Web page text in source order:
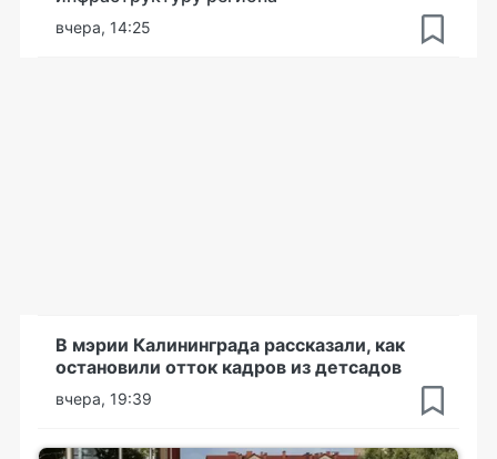
вчера, 14:25
В мэрии Калининграда рассказали, как
остановили отток кадров из детсадов
вчера, 19:39